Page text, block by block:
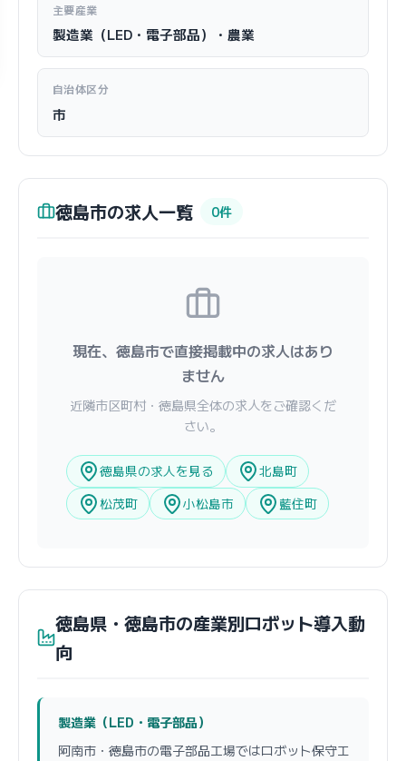
主要産業
製造業（LED・電子部品）・農業
自治体区分
市
徳島市の求人一覧 0件
現在、徳島市で直接掲載中の求人はあり
ません
近隣市区町村・徳島県全体の求人をご確認くだ
さい。
徳島県の求人を見る
北島町
松茂町
小松島市 藍住町
徳島県・徳島市の産業別ロボット導入動
向
製造業（LED・電子部品）
阿南市・徳島市の電子部品工場ではロボット保守エ